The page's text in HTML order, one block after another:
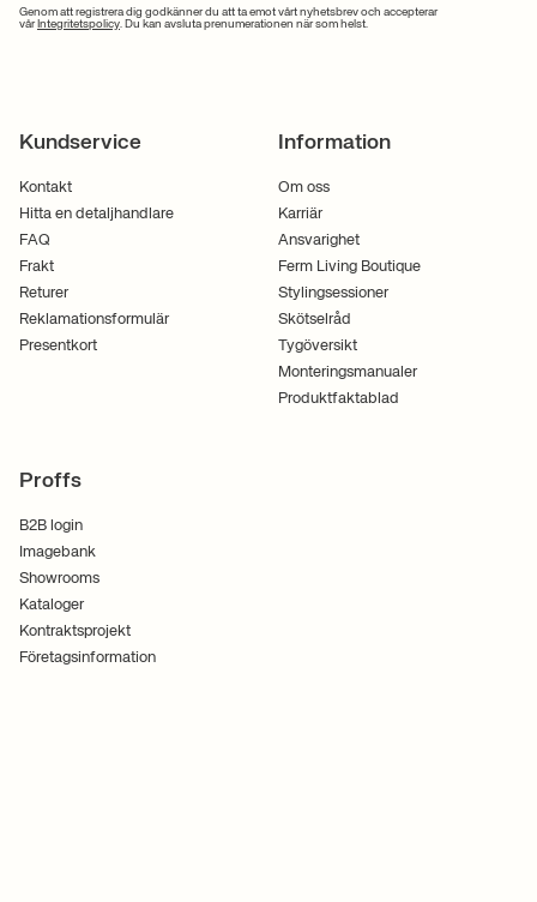
Genom att registrera dig godkänner du att ta emot vårt nyhetsbrev och accepterar
vår Integritetspolicy . Du kan avsluta prenumerationen när som helst.
Kundservice
Kontakt
Hitta en detaljhandlare
FAQ
Frakt
Returer
Reklamationsformulär
Presentkort
Information
Om oss
Karriär
Ansvarighet
Ferm Living Boutique
Stylingsessioner
Skötselråd
Tygöversikt
Monteringsmanualer
Produktfaktablad
Proffs
B2B login
Imagebank
Showrooms
Kataloger
Kontraktsprojekt
Företagsinformation